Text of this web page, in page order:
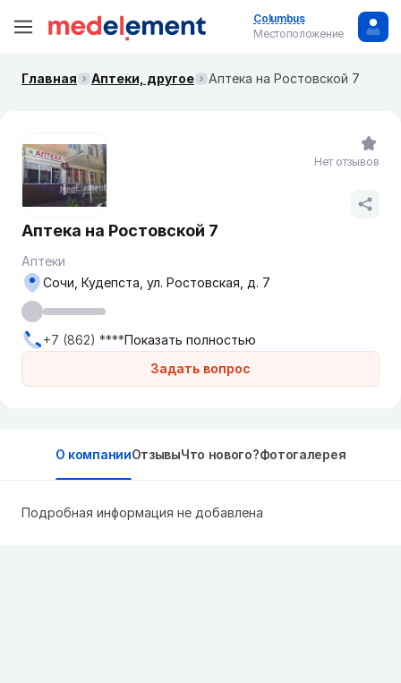
Columbus
Местоположение
Главная Аптеки, другое Аптека на Ростовской 7
Аптека на Ростовской 7
Аптеки
Задать вопрос
Сочи, Кудепста, ул. Ростовская, д. 7
+7 (862) ****Показать полностью
Нет отзывов
О компанииОтзывыЧто нового?Фотогалерея
Подробная информация не добавлена